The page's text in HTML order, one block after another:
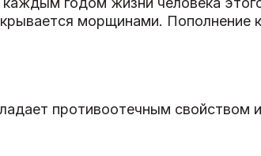
морщинами. Пополнение
противоотечным свойством